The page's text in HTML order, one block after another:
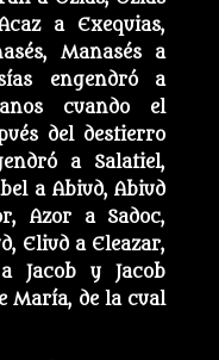
a Exequias,
Manasés a
engendró a
cuando el
del destierro
a Salatiel,
a Abiud, Abiud
Azor a Sadoc,
Eliud a Eleazar,
Jacob y Jacob
María, de la cual